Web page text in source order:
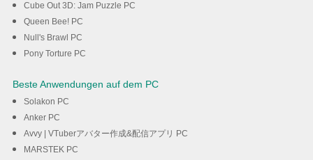
Cube Out 3D: Jam Puzzle PC
Queen Bee! PC
Null's Brawl PC
Pony Torture PC
Beste Anwendungen auf dem PC
Solakon PC
Anker PC
Avvy | VTuberアバター作成&配信アプリ PC
MARSTEK PC